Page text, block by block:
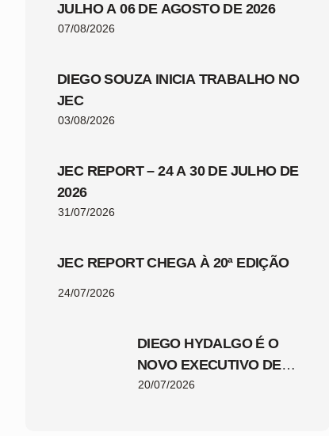
JULHO A 06 DE AGOSTO DE 2026
07/08/2026
DIEGO SOUZA INICIA TRABALHO NO
JEC
03/08/2026
JEC REPORT – 24 A 30 DE JULHO DE
2026
31/07/2026
JEC REPORT CHEGA À 20ª EDIÇÃO
24/07/2026
DIEGO HYDALGO É O
NOVO EXECUTIVO DE
FUTEBOL DO JEC
20/07/2026